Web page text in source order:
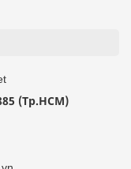
(Tp.HCM)